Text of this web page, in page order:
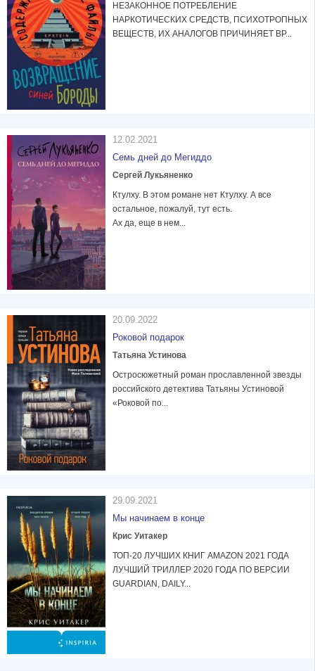
НЕЗАКОННОЕ ПОТРЕБЛЕНИЕ
НАРКОТИЧЕСКИХ СРЕДСТВ, ПСИХОТРОПНЫХ
ВЕЩЕСТВ, ИХ АНАЛОГОВ ПРИЧИНЯЕТ ВР...
12.02.2021
Семь дней до Мегиддо
Сергей Лукьяненко
Ктулху. В этом романе нет Ктулху. А все
остальное, пожалуй, тут есть.
Ах да, еще в нем...
20.09.2022
Роковой подарок
Татьяна Устинова
Остросюжетный роман прославленной звезды
российского детектива Татьяны Устиновой
«Роковой по...
29.09.2021
Мы начинаем в конце
Крис Уитакер
ТОП-20 ЛУЧШИХ КНИГ AMAZON 2021 ГОДА
ЛУЧШИЙ ТРИЛЛЕР 2020 ГОДА ПО ВЕРСИИ
GUARDIAN, DAILY...